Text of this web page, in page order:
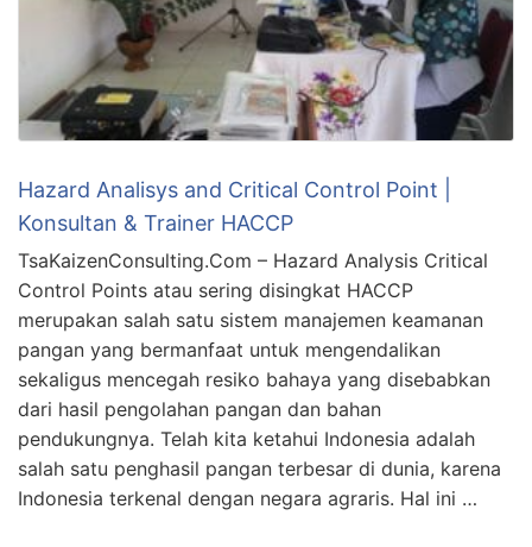
Hazard Analisys and Critical Control Point |
Konsultan & Trainer HACCP
TsaKaizenConsulting.Com – Hazard Analysis Critical
Control Points atau sering disingkat HACCP
merupakan salah satu sistem manajemen keamanan
pangan yang bermanfaat untuk mengendalikan
sekaligus mencegah resiko bahaya yang disebabkan
dari hasil pengolahan pangan dan bahan
pendukungnya. Telah kita ketahui Indonesia adalah
salah satu penghasil pangan terbesar di dunia, karena
Indonesia terkenal dengan negara agraris. Hal ini …